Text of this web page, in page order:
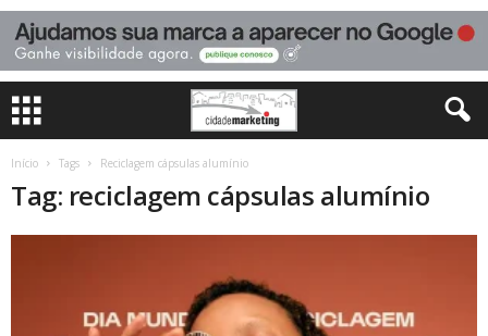
Início Tags Reciclagem cápsulas alumínio
Tag: reciclagem cápsulas alumínio